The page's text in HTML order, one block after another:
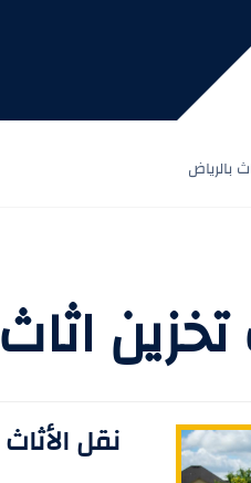
بالرياض
نقل الأثاث